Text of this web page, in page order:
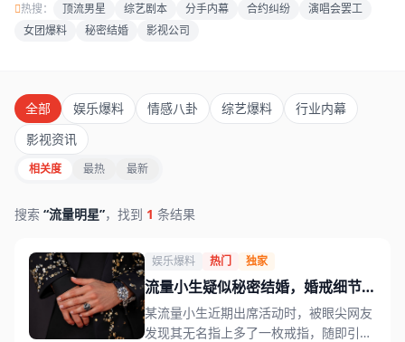
热搜： 顶流男星 综艺剧本 分手内幕 合约纠纷
演唱会罢工
女团爆料
秘密结婚 影视公司
全部 娱乐爆料 情感八卦 综艺爆料
行业内幕
影视资讯
相关度 最热 最新
搜索 “流量明星”，找到 1 条结果
娱乐爆料 热门 独家
流量小生疑似秘密结婚，婚戒细节被
眼尖网友发现
某流量小生近期出席活动时，被眼尖网友
发现其无名指上多了一枚戒指，随即引发